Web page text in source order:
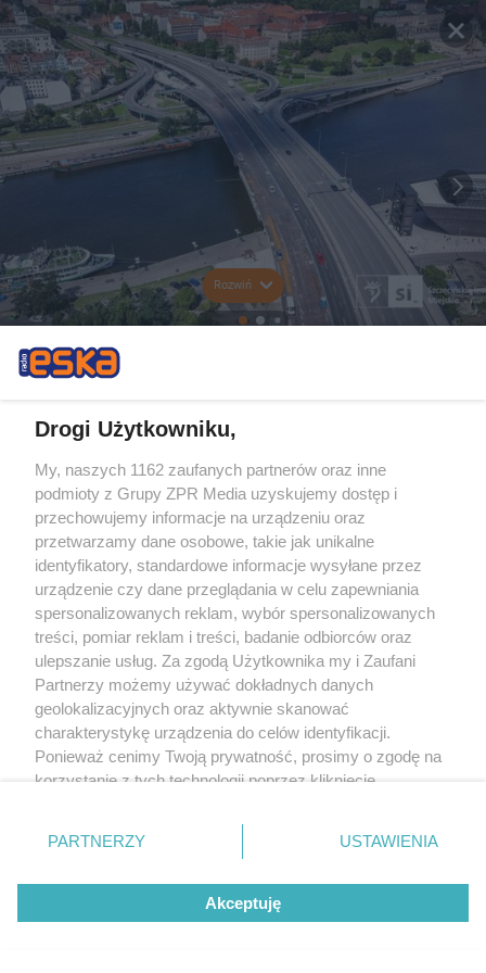
Rozwiń
Drogi Użytkowniku,
My, naszych 1162 zaufanych partnerów oraz inne
podmioty z Grupy ZPR Media uzyskujemy dostęp i
przechowujemy informacje na urządzeniu oraz
przetwarzamy dane osobowe, takie jak unikalne
identyfikatory, standardowe informacje wysyłane przez
urządzenie czy dane przeglądania w celu zapewniania
spersonalizowanych reklam, wybór spersonalizowanych
treści, pomiar reklam i treści, badanie odbiorców oraz
ulepszanie usług. Za zgodą Użytkownika my i Zaufani
Partnerzy możemy używać dokładnych danych
geolokalizacyjnych oraz aktywnie skanować
charakterystykę urządzenia do celów identyfikacji.
Ponieważ cenimy Twoją prywatność, prosimy o zgodę na
korzystanie z tych technologii poprzez kliknięcie
zmienić/wycofać klikając przycisk ustawień prywatności
znajdujący się w lewym dolnym rogu strony
rodzaje przetwarzania danych nie wymagają zgody
użytkownika, ale masz prawo sprzeciwić się takiemu
przetwarzaniu. Preferencje będą miały zastosowanie tylko
PARTNERZY USTAWIENIA
Akceptuję